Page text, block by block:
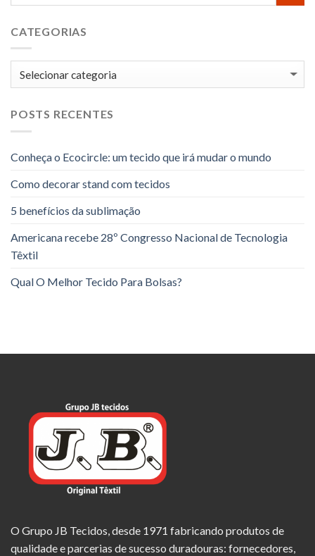
CATEGORIAS
Categorias
POSTS RECENTES
Conheça o Ecocircle: um tecido que irá mudar o mundo
Como decorar stand com tecidos
5 benefícios da sublimação
Americana recebe 28º Congresso Nacional de Tecnologia
Têxtil
Qual O Melhor Tecido Para Bolsas?
O Grupo JB Tecidos, desde 1971 fabricando produtos de
qualidade e parcerias de sucesso duradouras: fornecedores,